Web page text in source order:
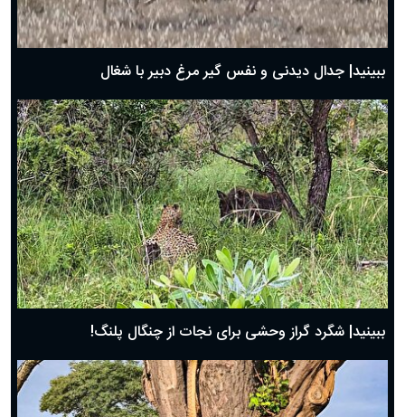
حضرت زینب(س) چگونه از دنیا رفت؟
بهترین پیامک تبریک روز پدر ۱۴۰۴؛ جملات زیبا و صمیمانه
ببینید| جدال دیدنی و نفس گیر مرغ دبیر با شغال
ببینید| شگرد گراز وحشی برای نجات از چنگال پلنگ!